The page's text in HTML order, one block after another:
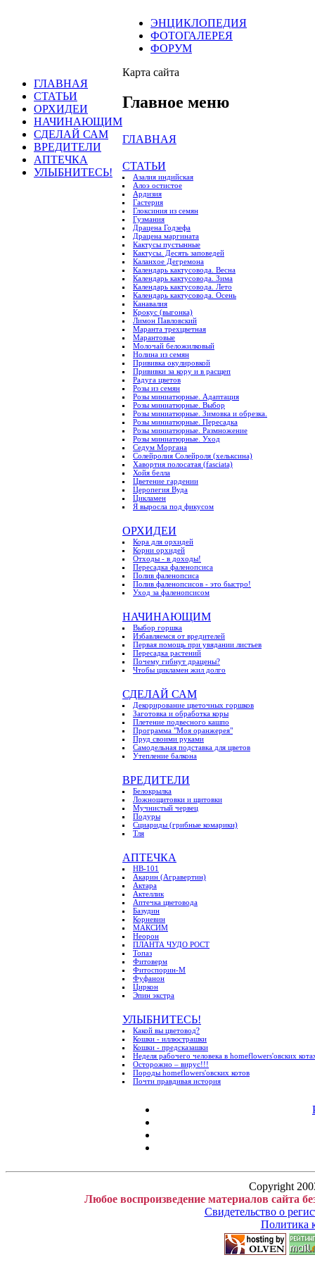
ЭНЦИКЛОПЕДИЯ
ФОТОГАЛЕРЕЯ
ФОРУМ
ГЛАВНАЯ
СТАТЬИ
ОРХИДЕИ
НАЧИНАЮЩИМ
СДЕЛАЙ САМ
ВРЕДИТЕЛИ
АПТЕЧКА
УЛЫБНИТЕСЬ!
Карта сайта
Главное меню
ГЛАВНАЯ
СТАТЬИ
Азалия индийская
Алоэ остистое
Ардизия
Гастерия
Глоксиния из семян
Гузмания
Драцена Годзефа
Драцена маргината
Кактусы пустынные
Кактусы. Десять заповедей
Каланхое Дегремона
Календарь кактусовода. Весна
Календарь кактусовода. Зима
Календарь кактусовода. Лето
Календарь кактусовода. Осень
Канавалия
Крокус (выгонка)
Лимон Павловский
Маранта трехцветная
Марантовые
Молочай беложилковый
Нолина из семян
Прививка окулировкой
Прививки за кору и в расщеп
Радуга цветов
Розы из семян
Розы миниатюрные. Адаптация
Розы миниатюрные. Выбор
Розы миниатюрные. Зимовка и обрезка.
Розы миниатюрные. Пересадка
Розы миниатюрные. Размножение
Розы миниатюрные. Уход
Седум Моргана
Солейролия Солейроля (хельксина)
Хавортия полосатая (fasciata)
Хойя белла
Цветение гардении
Церопегия Вуда
Цикламен
Я выросла под фикусом
ОРХИДЕИ
Кора для орхидей
Корни орхидей
Отходы - в доходы!
Пересадка фаленопсиса
Полив фаленопсиса
Полив фаленопсисов - это быстро!
Уход за фаленопсисом
НАЧИНАЮЩИМ
Выбор горшка
Избавляемся от вредителей
Первая помощь при увядании листьев
Пересадка растений
Почему гибнут драцены?
Чтобы цикламен жил долго
СДЕЛАЙ САМ
Декорирование цветочных горшков
Заготовка и обработка коры
Плетение подвесного кашпо
Программа "Моя оранжерея"
Пруд своими руками
Самодельная подставка для цветов
Утепление балкона
ВРЕДИТЕЛИ
Белокрылка
Ложнощитовки и щитовки
Мучнистый червец
Подуры
Сциариды (грибные комарики)
Тля
АПТЕЧКА
HB-101
Акарин (Агравертин)
Актара
Актеллик
Аптечка цветовода
Базудин
Корневин
МАКСИМ
Неорон
ПЛАНТА ЧУДО РОСТ
Топаз
Фитоверм
Фитоспорин-М
Фуфанон
Циркон
Эпин экстра
УЛЫБНИТЕСЬ!
Какой вы цветовод?
Кошки - иллюстрашки
Кошки - предсказашки
Неделя рабочего человека в homeflowers'овских
Осторожно – вирус!!!
Породы homeflowers'овских котов
Почти правдивая история
Copyright
Любое воспроизведение материалов сайта
Свидетельство о
Политика